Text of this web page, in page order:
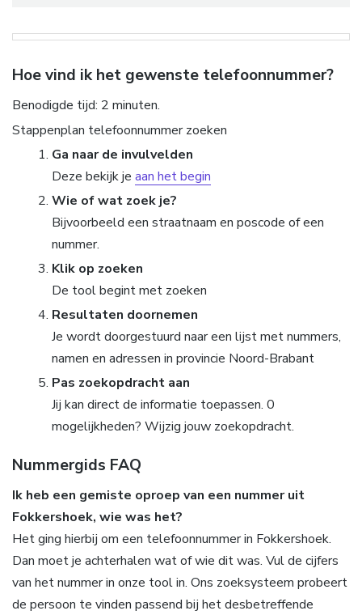
Hoe vind ik het gewenste telefoonnummer?
Benodigde tijd: 2 minuten.
Stappenplan telefoonnummer zoeken
Ga naar de invulvelden
Deze bekijk je aan het begin
Wie of wat zoek je?
Bijvoorbeeld een straatnaam en poscode of een
nummer.
Klik op zoeken
De tool begint met zoeken
Resultaten doornemen
Je wordt doorgestuurd naar een lijst met nummers,
namen en adressen in provincie Noord-Brabant
Pas zoekopdracht aan
Jij kan direct de informatie toepassen. 0
mogelijkheden? Wijzig jouw zoekopdracht.
Nummergids FAQ
Ik heb een gemiste oproep van een nummer uit
Fokkershoek, wie was het?
Het ging hierbij om een telefoonnummer in Fokkershoek.
Dan moet je achterhalen wat of wie dit was. Vul de cijfers
van het nummer in onze tool in. Ons zoeksysteem probeert
de persoon te vinden passend bij het desbetreffende